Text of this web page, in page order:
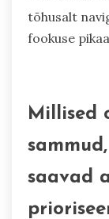
tõhusalt
fookuse